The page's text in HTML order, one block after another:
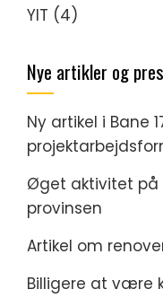
YIT (4)
Nye artikler og
Ny artikel i Bane
Øget aktivitet på
provinsen
Artikel om
Billigere at være